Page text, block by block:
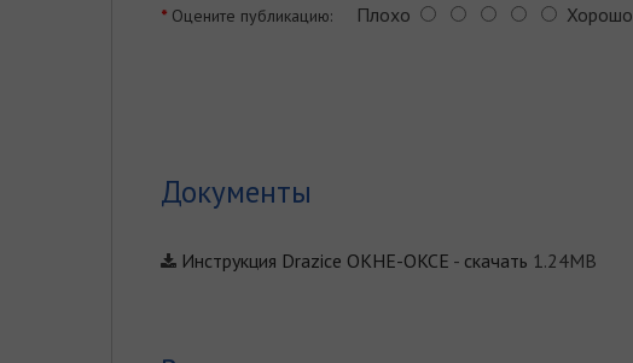
Оцените публикацию: Плохо Хорошо
Документы
Инструкция Drazice OKHE-OKCE - скачать 1.24MB